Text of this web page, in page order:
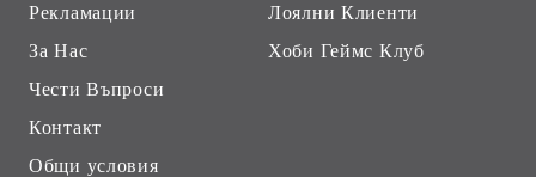
Рекламации
За Нас
Чести Въпроси
Контакт
Общи условия
Лоялни Клиенти
Хоби Геймс Клуб